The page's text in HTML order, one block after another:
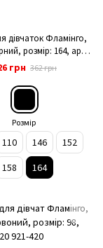
дівчаток Фламінго,
розмір: 164, арт.
921-1110
грн 362 грн
Розмір
110 146
152
158
164